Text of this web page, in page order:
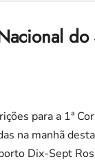
para a 1ª
na manhã
Dix-Sept